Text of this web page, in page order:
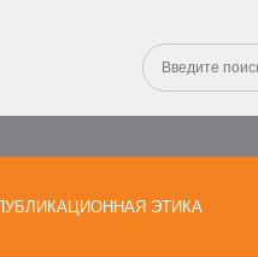
ЭТИКА